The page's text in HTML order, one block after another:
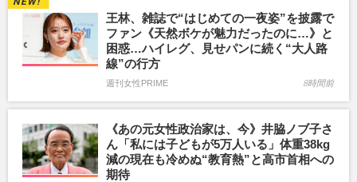
王林、雑誌で“はじめての一夜姿”を披露で
ファン《天然ボケが魅力だったのに…》と
困惑…ハイレグ、見せパンに続く“大人路
線”の行方
週刊女性PRIME 8時間前
《あの元女性政治家は、今》井脇ノブ子さ
ん「私には子どもが5万人いる」体重38kg
減の現在も冷めぬ“教育熱”と高市首相への
期待